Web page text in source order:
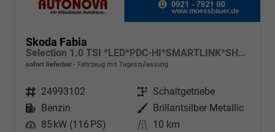
Skoda Fabia
Selection 1.0 TSI *LED*PDC-HI*SMARTLINK*SHZ*BLUETOOTH*FRONT-ASSIST
sofort lieferbar Fahrzeug mit Tageszulassung
Fahrzeugnr. 24993102 Getriebe Schaltgetriebe
Kraftstoff
Benzin Außenfarbe
Brillantsilber Metallic
Leistung 85 kW (116 PS) Kilometerstand 10 km